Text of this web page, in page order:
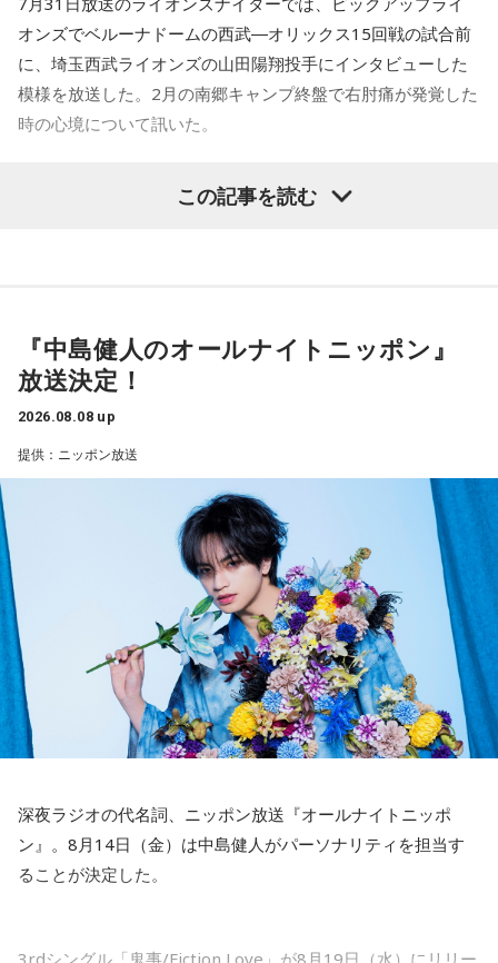
＜番組概要＞
番組名：SPORTS BEAT supported by TOYOTA
放送日時：毎週土曜 10:00～10:50
パーソナリティ：藤木直人、高見侑里
番組Webサイト：https://www.tfm.co.jp/beat/
番組公式X：@SPORTSBEAT_TFM
――実戦復帰まで4ヶ月という診断のもと、ファームで最初に
投げたのは7月11日でした。リハビリはうまくいったという
ことでしょうか？
山田「トレーナーさんのおかげでうまくいったと思います」
山田「順調にいくのも難しくて、リハビリをしていく上でエ
――石垣島で自主トレをともにした後輩である篠原響投手の
活躍をどうご覧になられましたか？
山田「球速がすごくて、僕も追いつけるように頑張ります」
――オールスターゲームの前に1軍へ復帰しました。ここまで
2試合に登板してみていかがですか？
山田「自分の持ち味が出せて抑えられることができたので、
そこは1番よかったのかなと思います。試合で投げる、野球が
できる感謝というのも再び感じることができましたし、野球
――今シーズンの登板はまだ2試合ですが、ヒットを1本も打
たれていないです。
山田「そうなんですか？ 何の意識もしていないです（笑）。
1イニングを無失点で抑える。どれだけピンチを作っても無失
いうのは本当にいいことなのかなと思います」
※インタビュアー：文化放送・斉藤一美アナウンサー
オンズでベルーナドームの西武―オリックス15回戦の試合前
に、埼玉西武ライオンズの山田陽翔投手にインタビューした
模様を放送した。2月の南郷キャンプ終盤で右肘痛が発覚した
時の心境について訊いた。
――1軍デビューを果たしたプロ3年目の昨シーズンは素晴ら
しい成績だったかと思いますが、「求めすぎずに自分のやる
――過去2年の苦労は昨シーズンに活きていたということです
ね。
山田「活きていると思います。ウエイトトレーニングなどで
身体作りができたと思うので、結果を出さないといけないと
ころで出せたというのはよかったと思います」
――2月の南郷キャンプ終盤で右肘痛が発覚した時の心境を教
山田「痛かったですし、手術のタイミングはすごく悩んだの
ですが、3月9日に手術をさせていただいた。痛いままプレー
をしていても成績も上がらないですし、自分としても不安を
抱えながらプレーをするのは嫌だったので、できるだけ早く
手術をして、早く復帰ができるようにというので決断しまし
た」
――以前から痛みはあったのでしょうか？
山田「痛みがない範囲でできていたのですが、痛みの場所が
動いてしまって、数ミリでも痛みの場所が動くだけで痛みが
変わってくるので」
――実戦復帰まで4ヶ月という診断のもと、ファームで最初に
この記事を読む
『中島健人のオールナイトニッポン』
放送決定！
2026.08.08 up
提供：ニッポン放送
深夜ラジオの代名詞、ニッポン放送『オールナイトニッポ
ン』。8月14日（金）は中島健人がパーソナリティを担当す
ることが決定した。
3rdシングル「鬼事/Fiction Love」が8月19日（水）にリリー